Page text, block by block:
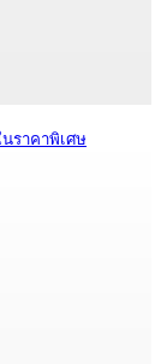
ราคาพิเศษ